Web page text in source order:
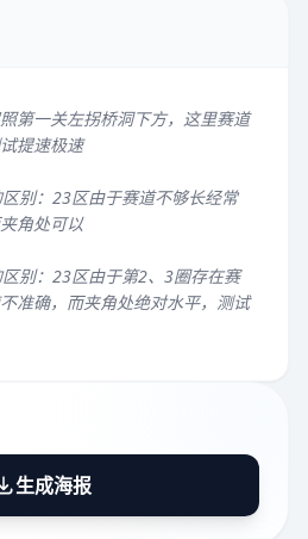
第一关左拐桥洞下方，这里赛道
提速极速
别：23区由于赛道不够长经常
角处可以
别：23区由于第2、3圈存在赛
准确，而夹角处绝对水平，测试
生成海报